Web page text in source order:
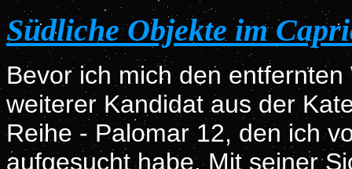
Südliche Objekte im
Bevor ich mich den
weiterer Kandidat aus der
Reihe - Palomar 12, den ich
aufgesucht habe. Mit seiner